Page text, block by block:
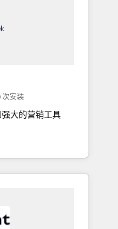
次安装
大的营销工具